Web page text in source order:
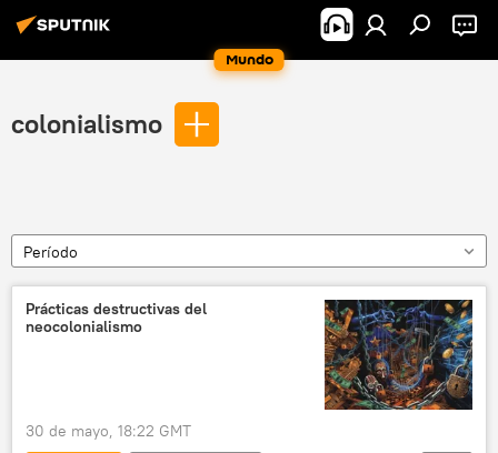
Mundo
colonialismo
Período
Prácticas destructivas del
neocolonialismo
30 de mayo, 18:22 GMT